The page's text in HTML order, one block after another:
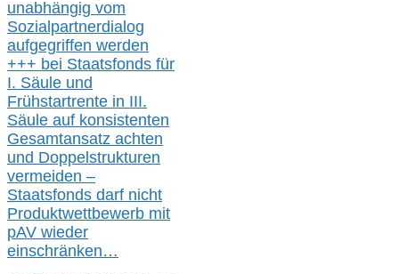
unabhängig vom
Sozialpartnerdialog
aufgegriffen werden
+++ bei Staatsfonds für
I. Säule und
Frühstartrente in III.
Säule auf konsistenten
Gesamtansatz achten
und Doppelstrukturen
vermeiden –
Staatsfonds darf nicht
Produktwettbewerb mit
pAV wieder
einschränken…